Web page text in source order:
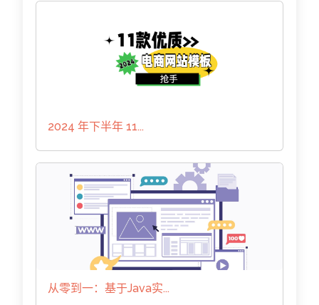
2024 年下半年 11...
从零到一：基于Java实...